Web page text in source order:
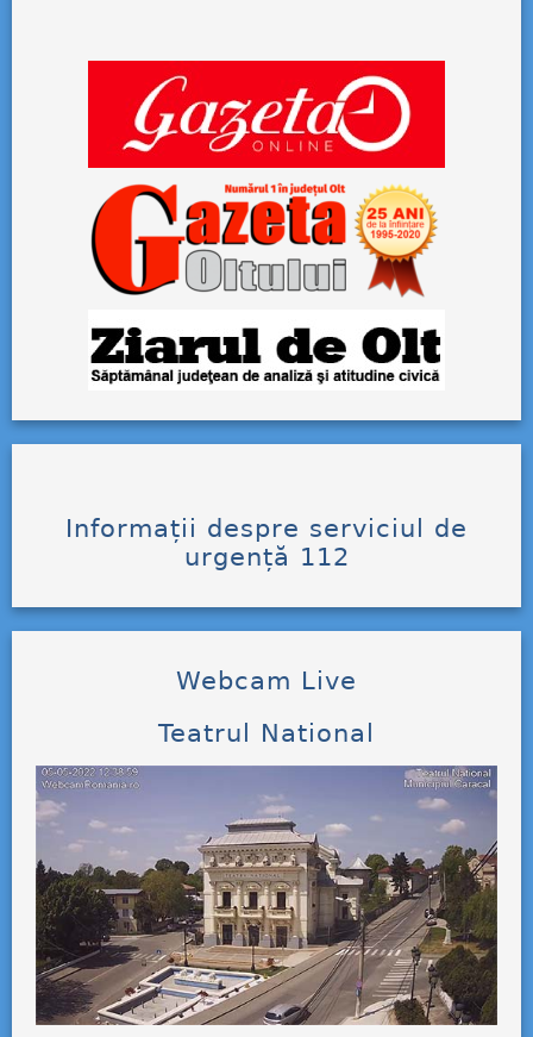
Informații despre serviciul de
urgență 112
Webcam Live
Teatrul National